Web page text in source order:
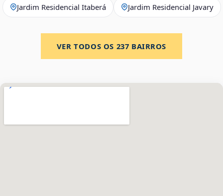
Jardim Residencial Itaberá Jardim Residencial Javary
VER TODOS OS 237 BAIRROS